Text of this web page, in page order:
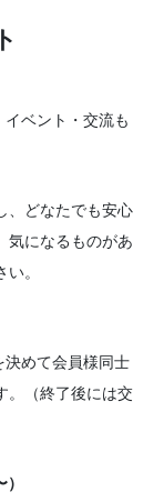
ベント・交流も
、どなたでも安心
気になるものがあ
。
めて会員様同士
。（終了後には交